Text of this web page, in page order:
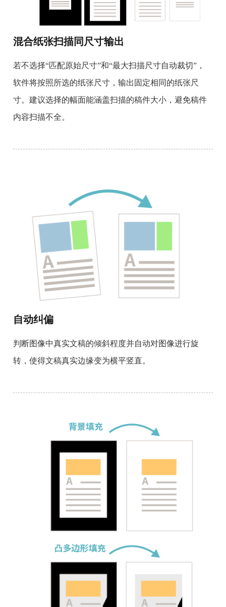
混合纸张扫描同尺寸输出
若不选择“匹配原始尺寸”和“最大扫描尺寸自动裁切”，
软件将按照所选的纸张尺寸，输出固定相同的纸张尺
寸。建议选择的幅面能涵盖扫描的稿件大小，避免稿件
内容扫描不全。
自动纠偏
判断图像中真实文稿的倾斜程度并自动对图像进行旋
转，使得文稿真实边缘变为横平竖直。